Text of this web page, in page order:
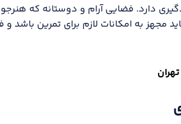
دارد. فضایی آرام و دوستانه که
مجهز به امکانات لازم برای تمرین باشد